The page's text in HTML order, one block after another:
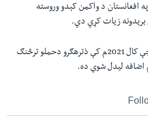
افغانستان د واکمن کېدو وروسته
بریدونه زیات کړي دي.
د سي ار ایس ایس دا رپورټ وايي چې کال 2021م کې ذترهګرو دحملو ترڅنګ
اضافه ليدل شوې ده.